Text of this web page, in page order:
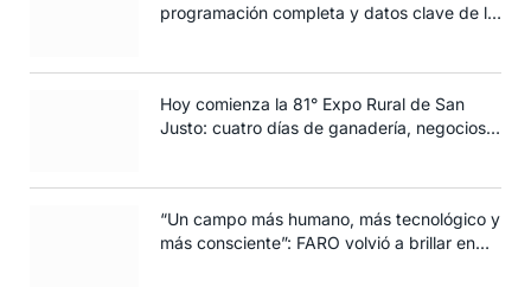
programación completa y datos clave de la
Hoy comienza la 81° Expo Rural de San
Justo: cuatro días de ganadería, negocios y
“Un campo más humano, más tecnológico y
más consciente”: FARO volvió a brillar en